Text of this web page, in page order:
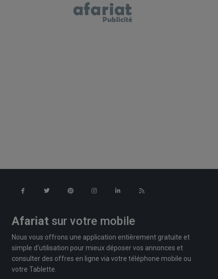
Afariat sur votre mobile
Nous vous offrons une application entièrement gratuite et
simple d'utilisation pour mieux déposer vos annonces et
consulter des offres en ligne via votre téléphone mobile ou
votre Tablette.